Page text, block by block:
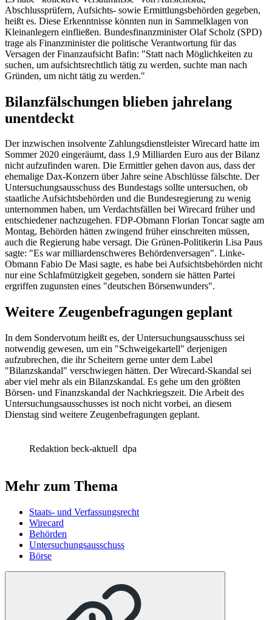
Abschlussprüfern, Aufsichts- sowie Ermittlungsbehörden gegeben,
heißt es. Diese Erkenntnisse könnten nun in Sammelklagen von
Kleinanlegern einfließen. Bundesfinanzminister Olaf Scholz (SPD)
trage als Finanzminister die politische Verantwortung für das
Versagen der Finanzaufsicht Bafin: "Statt nach Möglichkeiten zu
suchen, um aufsichtsrechtlich tätig zu werden, suchte man nach
Gründen, um nicht tätig zu werden."
Bilanzfälschungen blieben jahrelang
unentdeckt
Der inzwischen insolvente Zahlungsdienstleister Wirecard hatte im
Sommer 2020 eingeräumt, dass 1,9 Milliarden Euro aus der Bilanz
nicht aufzufinden waren. Die Ermittler gehen davon aus, dass der
ehemalige Dax-Konzern über Jahre seine Abschlüsse fälschte. Der
Untersuchungsausschuss des Bundestags sollte untersuchen, ob
staatliche Aufsichtsbehörden und die Bundesregierung zu wenig
unternommen haben, um Verdachtsfällen bei Wirecard früher und
entschiedener nachzugehen. FDP-Obmann Florian Toncar sagte am
Montag, Behörden hätten zwingend früher einschreiten müssen,
auch die Regierung habe versagt. Die Grünen-Politikerin Lisa Paus
sagte: "Es war milliardenschweres Behördenversagen". Linke-
Obmann Fabio De Masi sagte, es habe bei Aufsichtsbehörden nicht
nur eine Schlafmützigkeit gegeben, sondern sie hätten Partei
ergriffen zugunsten eines "deutschen Börsenwunders".
Weitere Zeugenbefragungen geplant
In dem Sondervotum heißt es, der Untersuchungsausschuss sei
notwendig gewesen, um ein "Schweigekartell" derjenigen
aufzubrechen, die ihr Scheitern gerne unter dem Label
"Bilanzskandal" verschwiegen hätten. Der Wirecard-Skandal sei
aber viel mehr als ein Bilanzskandal. Es gehe um den größten
Börsen- und Finanzskandal der Nachkriegszeit. Die Arbeit des
Untersuchungsausschusses ist noch nicht vorbei, an diesem
Dienstag sind weitere Zeugenbefragungen geplant.
Redaktion beck-aktuell dpa
Mehr zum Thema
Staats- und Verfassungsrecht
Wirecard
Behörden
Untersuchungsausschuss
Börse